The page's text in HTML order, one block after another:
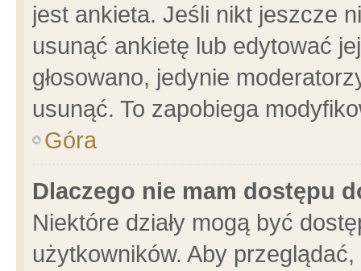
jest ankieta. Jeśli nikt jeszcze
usunąć ankietę lub edytować
głosowano, jedynie
usunąć. To zapobiega
Góra
Dlaczego nie mam dostępu
Niektóre działy mogą być
użytkowników. Aby